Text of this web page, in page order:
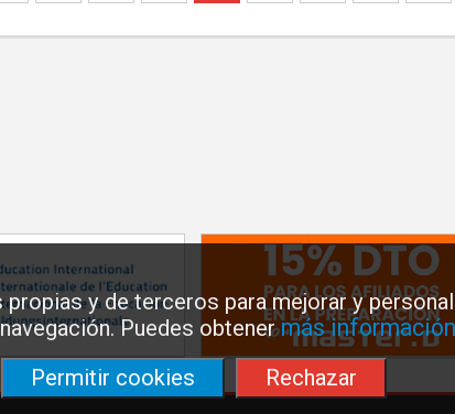
y de terceros para mejorar y
Puedes obtenermás
Permitir cookies
Rechazar